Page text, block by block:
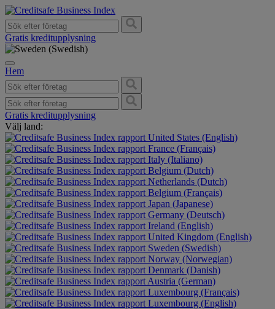
Gratis kreditupplysning
Hem
Gratis kreditupplysning
Välj land:
United States (English)
France (Français)
Italy (Italiano)
Belgium (Dutch)
Netherlands (Dutch)
Belgium (Français)
Japan (Japanese)
Germany (Deutsch)
Ireland (English)
United Kingdom (English)
Sweden (Swedish)
Norway (Norwegian)
Denmark (Danish)
Austria (German)
Luxembourg (Français)
Luxembourg (English)